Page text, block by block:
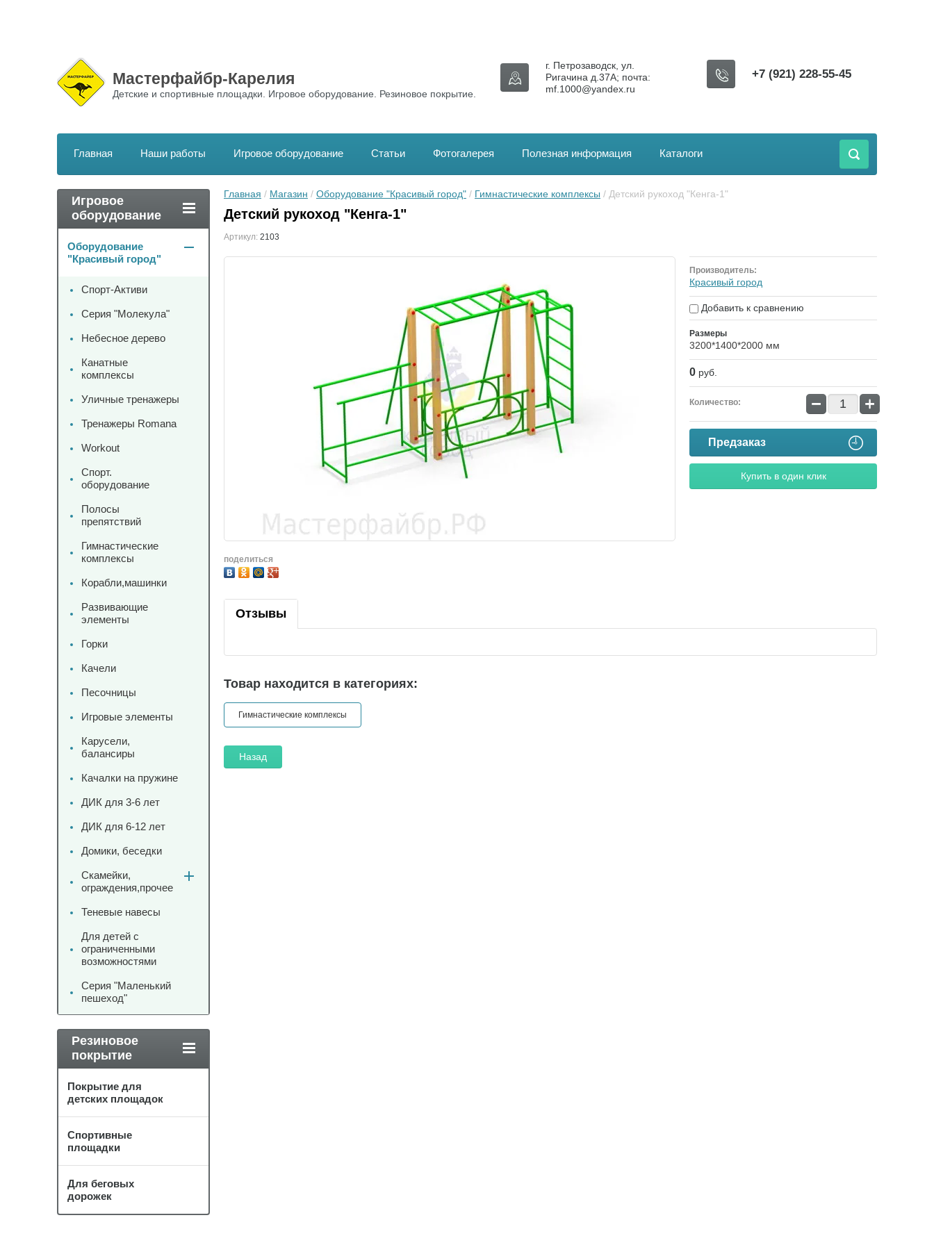
Мастерфайбр-Карелия
Детские и спортивные площадки. Игровое оборудование. Резиновое покрытие.
+7 (921) 228-55-45
г. Петрозаводск, ул.
Ригачина д.37А; почта:
mf.1000@yandex.ru
Главная Наши работы Игровое оборудование Статьи Фотогалерея Полезная информация Каталоги
Главная / Магазин / Оборудование "Красивый город" / Гимнастические комплексы / Детский рукоход "Кенга-1"
Детский рукоход "Кенга-1"
Артикул: 2103
поделиться
Производитель:
Красивый город
Добавить к сравнению
Размеры
3200*1400*2000 мм
0 руб.
Количество: − +
Предзаказ
Купить в один клик
Отзывы
Товар находится в категориях:
Гимнастические комплексы
Назад
Игровое
оборудование
Оборудование
"Красивый город"
Спорт-Активи
Серия "Молекула"
Небесное дерево
Канатные
комплексы
Уличные тренажеры
Тренажеры Romana
Workout
Спорт.
оборудование
Полосы
препятствий
Гимнастические
комплексы
Корабли,машинки
Развивающие
элементы
Горки
Качели
Песочницы
Игровые элементы
Карусели,
балансиры
Качалки на пружине
ДИК для 3-6 лет
ДИК для 6-12 лет
Домики, беседки
Скамейки,
ограждения,прочее
Теневые навесы
Для детей с
ограниченными
возможностями
Серия "Маленький
пешеход"
Резиновое
покрытие
Покрытие для
детских площадок
Спортивные
площадки
Для беговых
дорожек